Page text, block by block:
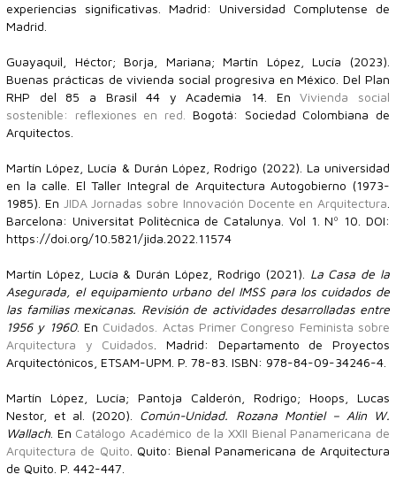
experiencias significativas. Madrid: Universidad Complutense de
Madrid.
Guayaquil, Héctor; Borja, Mariana; Martín López, Lucía (2023).
Buenas prácticas de vivienda social progresiva en México. Del Plan
RHP del 85 a Brasil 44 y Academia 14. EnVivienda social
sostenible: reflexiones en red.
Bogotá: Sociedad Colombiana de
Arquitectos.
Martín López, Lucía & Durán López, Rodrigo (2022). La universidad
en la calle. El Taller Integral de Arquitectura Autogobierno (1973-
1985). En JIDA Jornadas sobre Innovación Docente en Arquitectura
Barcelona: Universitat Politècnica de Catalunya. Vol 1. Nº 10. DOI:
https://doi.org/10.5821/jida.2022.11574
Martín López, Lucía & Durán López, Rodrigo (2021). La Casa de la
Asegurada, el equipamiento urbano del IMSS para los cuidados de
las familias mexicanas. Revisión de actividades desarrolladas entre
1956 y 1960. En Cuidados. Actas Primer Congreso Feminista sobre
Arquitectura y Cuidados . Madrid: Departamento de Proyectos
Arquitectónicos, ETSAM-UPM. P. 78-83. ISBN: 978-84-09-34246-4.
Martín López, Lucía; Pantoja Calderón, Rodrigo; Hoops, Lucas
Nestor, et al. (2020). Común-Unidad. Rozana Montiel – Alin W.
Wallach . En Catálogo Académico de la XXII Bienal Panamericana de
Arquitectura de Quito . Quito: Bienal Panamericana de Arquitectura
de Quito. P. 442-447.